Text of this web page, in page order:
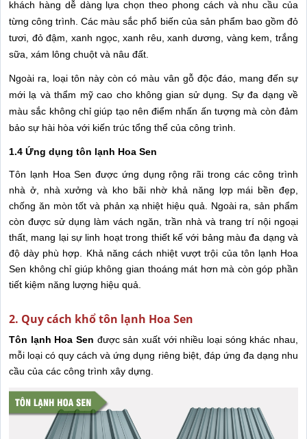
khách hàng dễ dàng lựa chọn theo phong cách và nhu cầu của
từng công trình. Các màu sắc phổ biến của sản phẩm bao gồm đỏ
tươi, đỏ đậm, xanh ngọc, xanh rêu, xanh dương, vàng kem, trắng
sữa, xám lông chuột và nâu đất.
Ngoài ra, loại tôn này còn có màu vân gỗ độc đáo, mang đến sự
mới lạ và thẩm mỹ cao cho không gian sử dụng. Sự đa dạng về
màu sắc không chỉ giúp tạo nên điểm nhấn ấn tượng mà còn đảm
bảo sự hài hòa với kiến trúc tổng thể của công trình.
1.4 Ứng dụng tôn lạnh Hoa Sen
Tôn lạnh Hoa Sen được ứng dụng rộng rãi trong các công trình
nhà ở, nhà xưởng và kho bãi nhờ khả năng lợp mái bền đẹp,
chống ăn mòn tốt và phản xạ nhiệt hiệu quả. Ngoài ra, sản phẩm
còn được sử dụng làm vách ngăn, trần nhà và trang trí nội ngoại
thất, mang lại sự linh hoạt trong thiết kế với bảng màu đa dạng và
độ dày phù hợp. Khả năng cách nhiệt vượt trội của tôn lạnh Hoa
Sen không chỉ giúp không gian thoáng mát hơn mà còn góp phần
tiết kiệm năng lượng hiệu quả.
2. Quy cách khổ tôn lạnh Hoa Sen
Tôn lạnh Hoa Sen được sản xuất với nhiều loại sóng khác nhau,
mỗi loại có quy cách và ứng dụng riêng biệt, đáp ứng đa dạng nhu
cầu của các công trình xây dựng.